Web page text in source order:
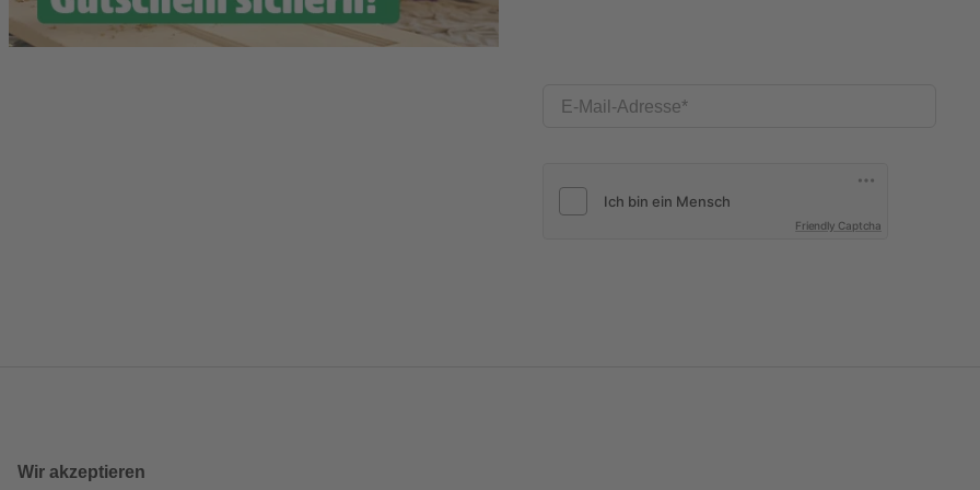
E-Mail-Adresse
Friendly Captcha
Wir akzeptieren